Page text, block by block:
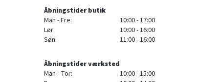
Åbningstider butik
Man - Fre:
10:00 - 17:00
Lør:
10:00 - 16:00
Søn:
11:00 - 16:00
Åbningstider værksted
Man - Tor:
10:00 - 15:00